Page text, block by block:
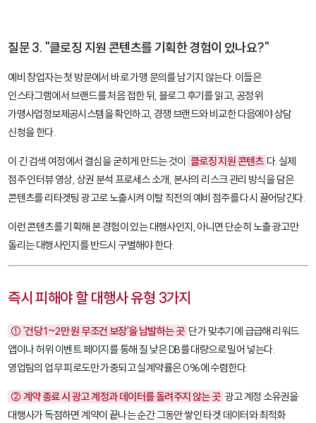
질문 3. "클로징 지원 콘텐츠를 기획한 경험이 있나요?"
예비 창업자는 첫 방문에서 바로 가맹 문의를 남기지 않는다. 이들은
인스타그램에서 브랜드를 처음 접한 뒤, 블로그 후기를 읽고, 공정위
가맹사업정보제공시스템을 확인하고, 경쟁 브랜드와 비교한 다음에야 상담
신청을 한다.
이 긴 검색 여정에서 결심을 굳히게 만드는 것이 클로징 지원 콘텐츠 다. 실제
점주 인터뷰 영상, 상권 분석 프로세스 소개, 본사의 리스크 관리 방식을 담은
콘텐츠를 리타겟팅 광고로 노출시켜 이탈 직전의 예비 점주를 다시 끌어당긴다.
이런 콘텐츠를 기획해 본 경험이 있는 대행사인지, 아니면 단순히 노출 광고만
돌리는 대행사인지를 반드시 구별해야 한다.
즉시 피해야 할 대행사 유형 3가지
① '건당 1~2만 원 무조건 보장'을 남발하는 곳 단가 맞추기에 급급해 리워드
앱이나 허위 이벤트 페이지를 통해 질 낮은 DB를 대량으로 밀어 넣는다.
영업팀의 업무 피로도만 가중되고 실계약률은 0%에 수렴한다.
② 계약 종료 시 광고 계정과 데이터를 돌려주지 않는 곳 광고 계정 소유권을
대행사가 독점하면 계약이 끝나는 순간 그동안 쌓인 타겟 데이터와 최적화